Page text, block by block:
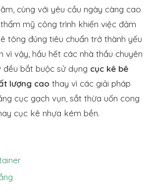
cùng với yêu cầu ngày càng cao
mỹ công trình khiến việc đảm
tông đúng tiêu chuẩn trở thành yếu
vì vậy, hầu hết các nhà thầu chuyên
đều bắt buộc sử dụng cục kê bê
lượng cao thay vì các giải pháp
cục gạch vụn, sắt thừa uốn cong
cục kê nhựa kém bền.